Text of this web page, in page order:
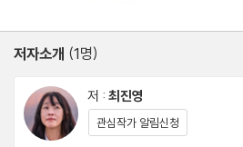
저자소개 (1명)
저 : 최진영
관심작가 알림신청